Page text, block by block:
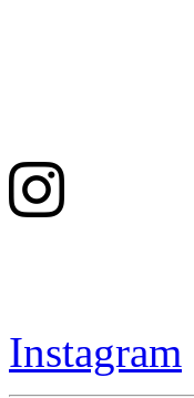
Instagram